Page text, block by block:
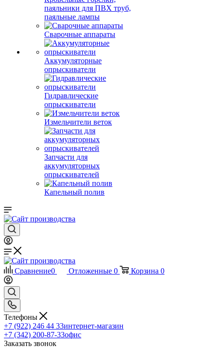
паяльники для ПВХ труб,
паяльные лампы
Сварочные аппараты
Аккумуляторные
опрыскиватели
Гидравлические
опрыскиватели
Измельчители веток
Запчасти для
аккумуляторных
опрыскивателей
Капельный полив
Сравнение0 Отложенные 0 Корзина 0
Телефоны
+7 (922) 246 44 33интернет-магазин
+7 (342) 200-87-33офис
Заказать звонок